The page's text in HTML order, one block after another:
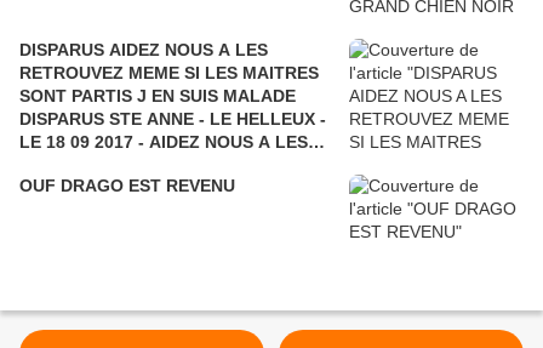
DISPARUS AIDEZ NOUS A LES
RETROUVEZ MEME SI LES MAITRES
SONT PARTIS J EN SUIS MALADE
DISPARUS STE ANNE - LE HELLEUX -
LE 18 09 2017 - AIDEZ NOUS A LES
OUF DRAGO EST REVENU